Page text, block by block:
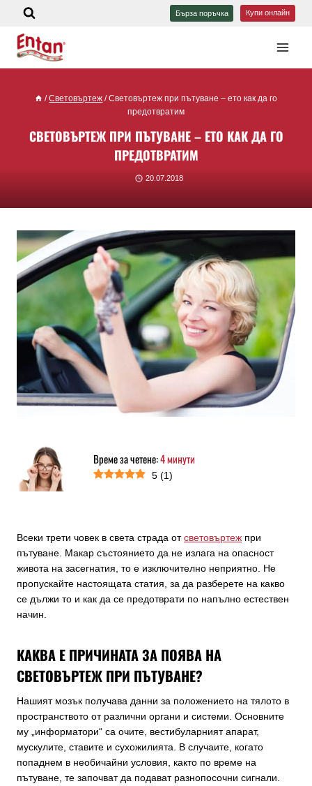
Бърза поръчка Купи онлайн
/ Световъртеж / Световъртеж при пътуване – ето как да го
предотвратим
СВЕТОВЪРТЕЖ ПРИ ПЪТУВАНЕ – ЕТО КАК ДА ГО
ПРЕДОТВРАТИМ
20.07.2018
Време за четене:4минути
5 (1)
Всеки трети човек в света страда отсветовъртеж при
пътуване. Макар състоянието да не излага на опасност
живота на засегнатия, то е изключително неприятно. Не
пропускайте настоящата статия, за да разберете на какво
се дължи то и как да се предотврати по напълно естествен
начин.
КАКВА Е ПРИЧИНАТА ЗА ПОЯВА НА
СВЕТОВЪРТЕЖ ПРИ ПЪТУВАНЕ?
Нашият мозък получава данни за положението на тялото в
пространството от различни органи и системи. Основните
му „информатори“ са очите, вестибуларният апарат,
мускулите, ставите и сухожилията. В случаите, когато
попаднем в необичайни условия, както по време на
пътуване, те започват да подават разнопосочни сигнали.